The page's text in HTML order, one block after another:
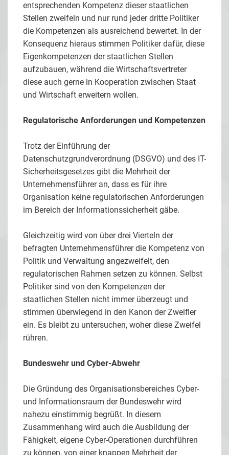
entsprechenden Kompetenz dieser staatlichen
Stellen zweifeln und nur rund jeder dritte Politiker
die Kompetenzen als ausreichend bewertet. In der
Konsequenz hieraus stimmen Politiker dafür, diese
Eigenkompetenzen der staatlichen Stellen
aufzubauen, während die Wirtschaftsvertreter
diese auch gerne in Kooperation zwischen Staat
und Wirtschaft erweitern wollen.
Regulatorische Anforderungen und Kompetenzen
Trotz der Einführung der
Datenschutzgrundverordnung (DSGVO) und des IT-
Sicherheitsgesetzes gibt die Mehrheit der
Unternehmensführer an, dass es für ihre
Organisation keine regulatorischen Anforderungen
im Bereich der Informationssicherheit gäbe.
Gleichzeitig wird von über drei Vierteln der
befragten Unternehmensführer die Kompetenz von
Politik und Verwaltung angezweifelt, den
regulatorischen Rahmen setzen zu können. Selbst
Politiker sind von den Kompetenzen der
staatlichen Stellen nicht immer überzeugt und
stimmen überwiegend in den Kanon der Zweifler
ein. Es bleibt zu untersuchen, woher diese Zweifel
rühren.
Bundeswehr und Cyber-Abwehr
Die Gründung des Organisationsbereiches Cyber-
und Informationsraum der Bundeswehr wird
nahezu einstimmig begrüßt. In diesem
Zusammenhang wird auch die Ausbildung der
Fähigkeit, eigene Cyber-Operationen durchführen
zu können, von einer knappen Mehrheit der